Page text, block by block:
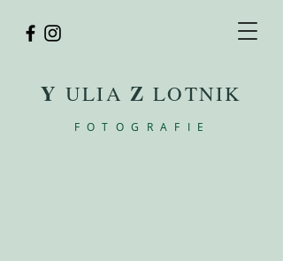
Y ULIAZ LOTNIK
FOTOGRAFIE